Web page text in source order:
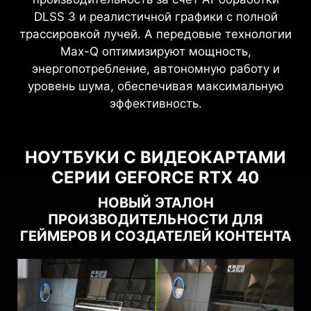
DLSS 3 и реалистичной графики с полной
трассировкой лучей. А передовые технологии
Max-Q оптимизируют мощность,
энергопотребление, автономную работу и
уровень шума, обеспечивая максимальную
эффективность.
НОУТБУКИ С ВИДЕОКАРТАМИ
СЕРИИ GEFORCE RTX 40
НОВЫЙ ЭТАЛОН
ПРОИЗВОДИТЕЛЬНОСТИ ДЛЯ
ГЕЙМЕРОВ И СОЗДАТЕЛЕЙ КОНТЕНТА